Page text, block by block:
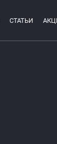
СТАТЬИ